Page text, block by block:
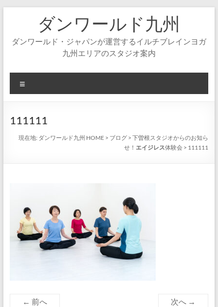
ダンワールド九州
ダンワールド・ジャパンが運営するイルチブレインヨガ
九州エリアのスタジオ案内
ニ
ー
111111
現在地: ダンワールド九州 HOME > ブログ >下曽根スタジオからのお知ら
せ！ エイジレス体験会 > 111111
← 前へ 次へ →